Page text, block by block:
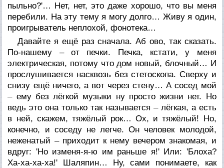
пыльно?'… Нет, нет, это даже хорошо, что вы меня
перебили. На эту тему я могу долго… Живу я один,
проигрыватель неплохой, фонотека…
Давайте я ещё раз сначала. Аб ово, так сказать.
По-нашему – от печки. Печка, кстати, у меня
электрическая, потому что дом новый, блочный… И
прослушивается насквозь без стетоскопа. Сверху и
снизу ещё ничего, а вот через стену… А сосед мой
– ему без лёгкой музыки ну просто жизни нет. Но
ведь это она только так называется – лёгкая, а есть
в ней, скажем, тяжёлый рок… Ох, и тяжёлый! Но,
конечно, и соседу не легче. Он человек молодой,
неженатый – приходит к нему вечером знакомая, и
вдруг: 'Но изменя-я-ю им раньше я!' Или: 'Блоха?
Ха-ха-ха-ха!' Шаляпин… Ну, сами понимаете, как